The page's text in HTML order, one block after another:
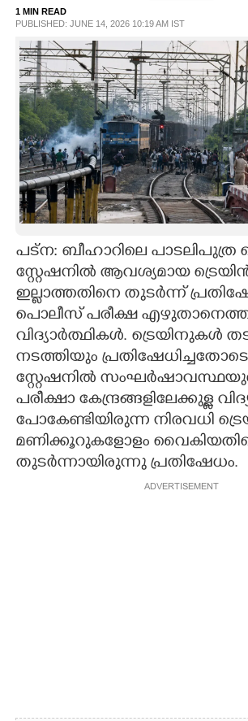
SPIRITUAL
INFO+
ART
ASTRO
LITERATURE
ZOOM
CONTACT US
1 MIN READ
PUBLISHED: JUNE 14, 2026 10:19 AM IST
പട്ന: ബീഹാറിലെ പാടലിപുത്ര
സ്റ്റേഷനിൽ ആവശ്യമായ
ഇല്ലാത്തതിനെ തുട‌ർന്ന്
പൊലീസ് പരീക്ഷ
വിദ്യാർത്ഥികൾ. ട്രെയിനുകൾ
നടത്തിയും
സ്റ്റേഷനിൽ
പരീക്ഷാ കേന്ദ്രങ്ങളിലേക്കുള്ള
പോകേണ്ടിയിരുന്ന നിരവധി
മണിക്കൂറുകളോളം
തുടർന്നായിരുന്നു പ്രതിഷേധം.
ADVERTISEMENT